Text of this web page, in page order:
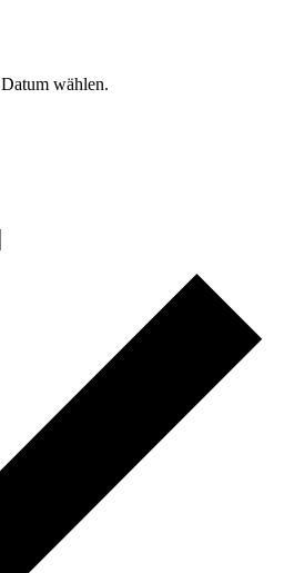
Datum wählen.